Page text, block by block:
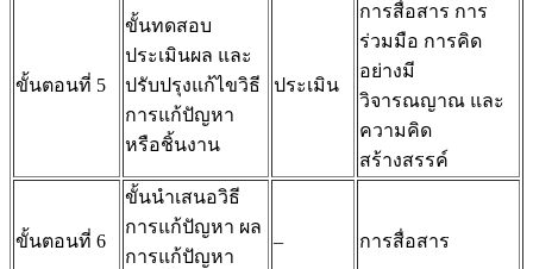
ขั้นตอนที่ 5
ขั้นทดสอบ
ประเมินผล และ
ปรับปรุงแก้ไขวิธี
การแก้ปัญหา
หรือชิ้นงาน
ประเมิน
การสื่อสาร การ
ร่วมมือ การคิด
อย่างมี
วิจารณญาณ และ
ความคิด
สร้างสรรค์
ขั้นตอนที่ 6
ขั้นนำเสนอวิธี
การแก้ปัญหา ผล
การแก้ปัญหา
– การสื่อสาร